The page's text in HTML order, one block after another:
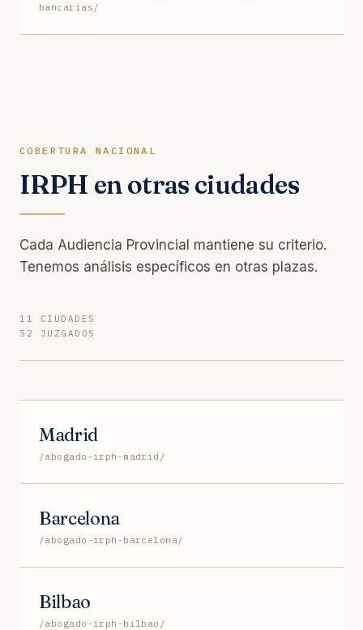
bancarias/
COBERTURA NACIONAL
IRPH en otras ciudades
Cada Audiencia Provincial mantiene su criterio.
Tenemos análisis específicos en otras plazas.
11 CIUDADES
52 JUZGADOS
Madrid
/abogado-irph-madrid/
Barcelona
/abogado-irph-barcelona/
Bilbao
/abogado-irph-bilbao/